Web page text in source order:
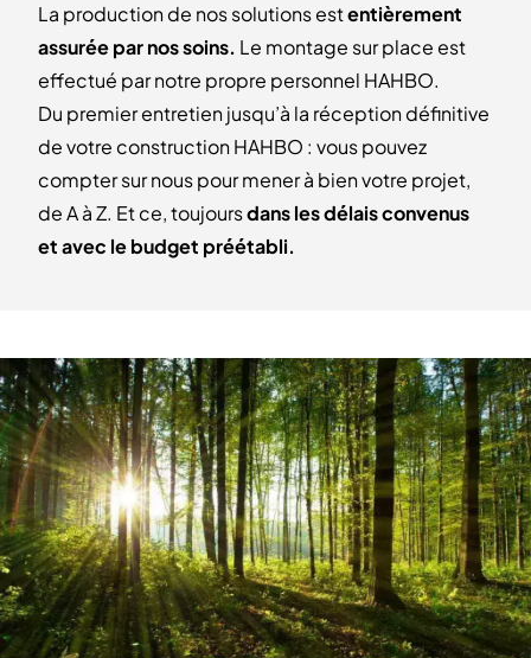
La production de nos solutions estentièrement
assurée par nos soins. Le montage sur place est
effectué par notre propre personnel HAHBO.
Du premier entretien jusqu’à la réception définitive
de votre construction HAHBO : vous pouvez
compter sur nous pour mener à bien votre projet,
de A à Z. Et ce, toujoursdans les délais convenus
et avec le budget préétabli.